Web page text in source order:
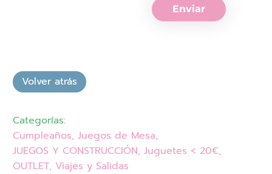
Enviar
Categorías:
Cumpleaños, Juegos de Mesa,
JUEGOS Y CONSTRUCCIÓN, Juguetes < 20€,
OUTLET, Viajes y Salidas